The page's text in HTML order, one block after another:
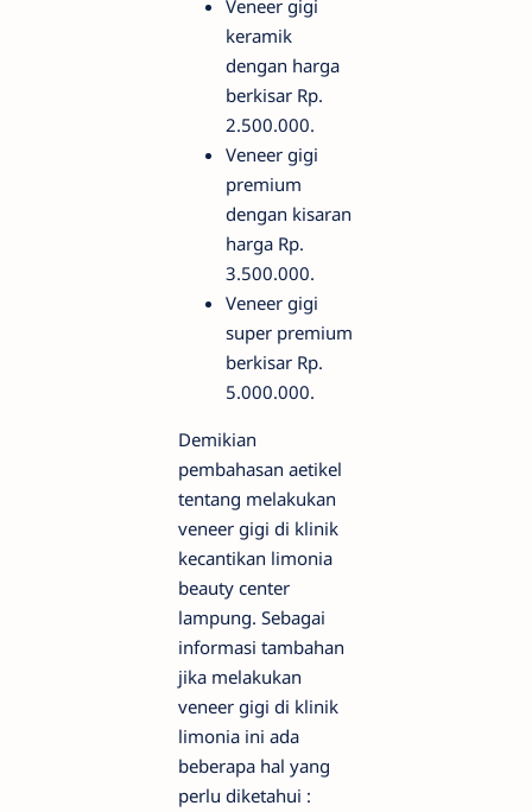
Veneer gigi
keramik
dengan harga
berkisar Rp.
2.500.000.
Veneer gigi
premium
dengan kisaran
harga Rp.
3.500.000.
Veneer gigi
super premium
berkisar Rp.
5.000.000.
Demikian
pembahasan aetikel
tentang melakukan
veneer gigi di klinik
kecantikan limonia
beauty center
lampung. Sebagai
informasi tambahan
jika melakukan
veneer gigi di klinik
limonia ini ada
beberapa hal yang
perlu diketahui :